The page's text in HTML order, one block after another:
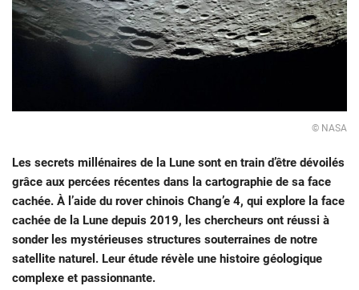
© NASA
Les secrets millénaires de la Lune sont en train d’être dévoilés
grâce aux percées récentes dans la cartographie de sa face
cachée. À l’aide du rover chinois Chang’e 4, qui explore la face
cachée de la Lune depuis 2019, les chercheurs ont réussi à
sonder les mystérieuses structures souterraines de notre
satellite naturel. Leur étude révèle une histoire géologique
complexe et passionnante.